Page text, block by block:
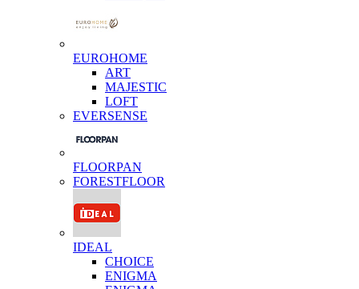
EUROHOME
ART
MAJESTIC
LOFT
EVERSENSE
FLOORPAN
FORESTFLOOR
IDEAL
CHOICE
ENIGMA